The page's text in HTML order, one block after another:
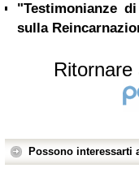
"Testimonianze
sulla
Ritornare
Possono interessarti